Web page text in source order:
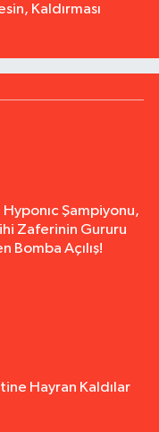
Kaldırması
Şampiyonu,
Zaferinin Gururu
Bomba Açılış!
Hayran Kaldılar